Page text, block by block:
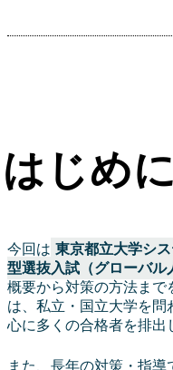
はじめに
今回は 東京都立大学シ
型選抜入試（グローバル
概要から対策の方法まで
は、私立・国立大学を問
心に多くの合格者を排出
また、長年の対策・指